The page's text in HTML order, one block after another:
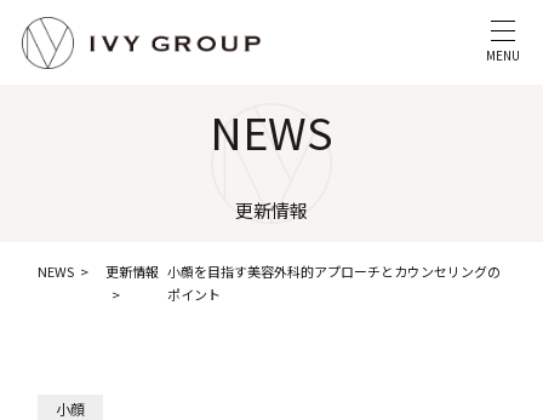
MENU
NEWS
更新情報
NEWS 更新情報 小顔を目指す美容外科的アプローチとカウンセリングの
ポイント
小顔